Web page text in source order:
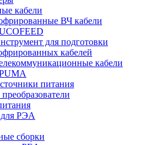
кабели
ВЧ кабели
для подготовки
кабелей
кабели
питания
РЭА
сборки